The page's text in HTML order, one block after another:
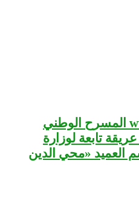
www.tna.dz المسرح الوطني
تابعة لوزارة
العميد «محي الدين